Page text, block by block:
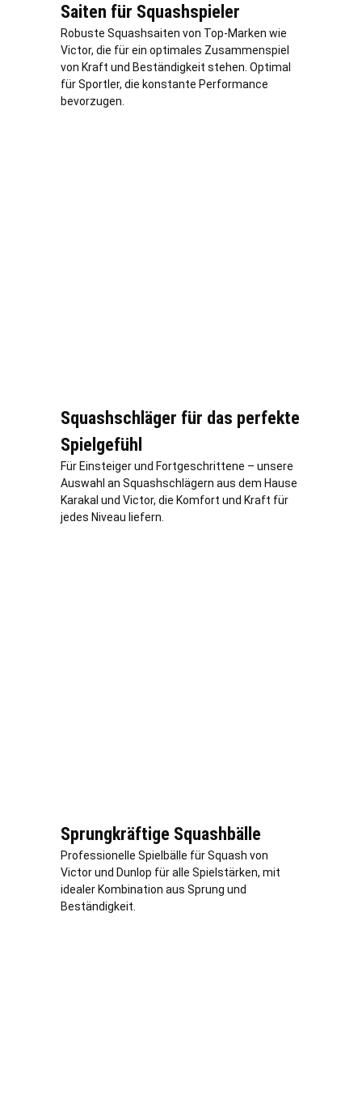
Saiten für Squashspieler
Robuste Squashsaiten von Top-Marken wie
Victor, die für ein optimales Zusammenspiel
von Kraft und Beständigkeit stehen. Optimal
für Sportler, die konstante Performance
bevorzugen.
Squashschläger für das perfekte
Spielgefühl
Für Einsteiger und Fortgeschrittene – unsere
Auswahl an Squashschlägern aus dem Hause
Karakal und Victor, die Komfort und Kraft für
jedes Niveau liefern.
Sprungkräftige Squashbälle
Professionelle Spielbälle für Squash von
Victor und Dunlop für alle Spielstärken, mit
idealer Kombination aus Sprung und
Beständigkeit.